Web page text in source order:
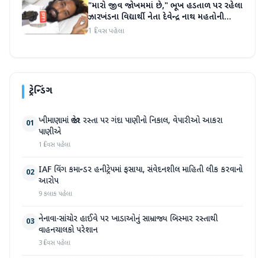
"મારો જીવ જોખમમાં છે," ભૂખ હડતાળ પર રહેલા
ઝારખંડના વિદ્યાર્થી નેતા દેવેન્દ્ર નાથ મહતોની
તબિયત ખરાબ
1 દિવસ પહેલા
ટ્રેન્ડિંગ
01 ખીમાણામાં જાહેર રસ્તા પર ગંદા પાણીનો નિકાલ, વેપારીઓ આકરા
પાણીએ
1 દિવસ પહેલા
02 IAF વિંગ કમાન્ડર હનીટ્રેપમાં ફસાયા, સંવેદનશીલ માહિતી લીક કરવાનો
આરોપ
9 કલાક પહેલા
03 નેનાવા-સાંચોર હાઈવે પર ખાડાઓનું સામ્રાજ્ય બિસ્માર રસ્તાથી
વાહનચાલકો પરેશાન
3 દિવસ પહેલા